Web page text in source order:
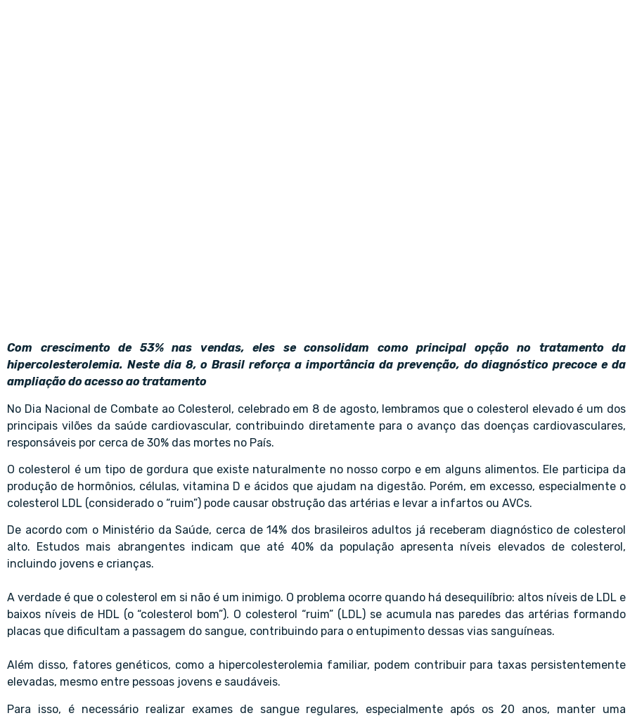
Com crescimento de 53% nas vendas, eles se consolidam como principal opção no tratamento da
hipercolesterolemia. Neste dia 8, o Brasil reforça a importância da prevenção, do diagnóstico precoce e da
ampliação do acesso ao tratamento
No Dia Nacional de Combate ao Colesterol, celebrado em 8 de agosto, lembramos que o colesterol elevado é um dos
principais vilões da saúde cardiovascular, contribuindo diretamente para o avanço das doenças cardiovasculares,
responsáveis por cerca de 30% das mortes no País.
O colesterol é um tipo de gordura que existe naturalmente no nosso corpo e em alguns alimentos. Ele participa da
produção de hormônios, células, vitamina D e ácidos que ajudam na digestão. Porém, em excesso, especialmente o
colesterol LDL (considerado o “ruim”) pode causar obstrução das artérias e levar a infartos ou AVCs.
De acordo com o Ministério da Saúde, cerca de 14% dos brasileiros adultos já receberam diagnóstico de colesterol
alto. Estudos mais abrangentes indicam que até 40% da população apresenta níveis elevados de colesterol,
incluindo jovens e crianças.
A verdade é que o colesterol em si não é um inimigo. O problema ocorre quando há desequilíbrio: altos níveis de LDL e
baixos níveis de HDL (o “colesterol bom”). O colesterol “ruim” (LDL) se acumula nas paredes das artérias formando
placas que dificultam a passagem do sangue, contribuindo para o entupimento dessas vias sanguíneas.
Além disso, fatores genéticos, como a hipercolesterolemia familiar, podem contribuir para taxas persistentemente
elevadas, mesmo entre pessoas jovens e saudáveis.
Para isso, é necessário realizar exames de sangue regulares, especialmente após os 20 anos, manter uma